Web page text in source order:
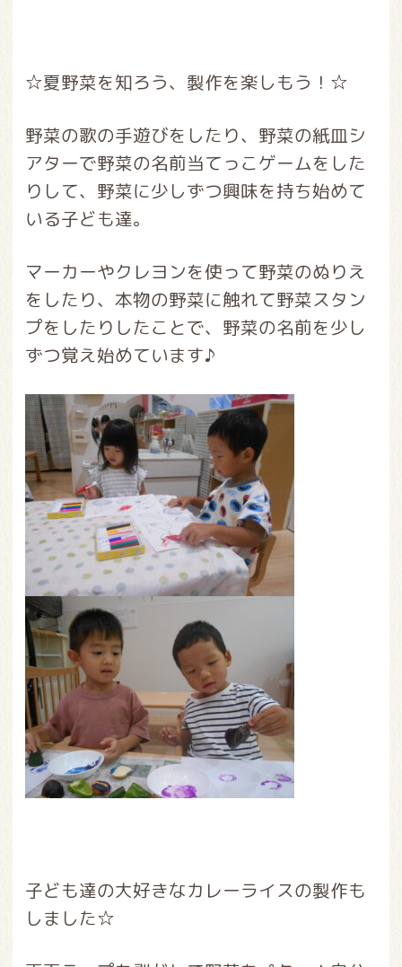
☆夏野菜を知ろう、製作を楽しもう！☆
野菜の歌の手遊びをしたり、野菜の紙皿シ
アターで野菜の名前当てっこゲームをした
りして、野菜に少しずつ興味を持ち始めて
いる子ども達。
マーカーやクレヨンを使って野菜のぬりえ
をしたり、本物の野菜に触れて野菜スタン
プをしたりしたことで、野菜の名前を少し
ずつ覚え始めています♪
子ども達の大好きなカレーライスの製作も
しました☆